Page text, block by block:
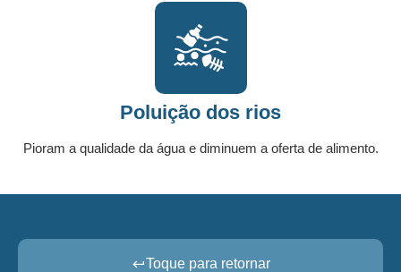
Poluição dos rios
Pioram a qualidade da água e diminuem a oferta de alimento.
Toque para retornar